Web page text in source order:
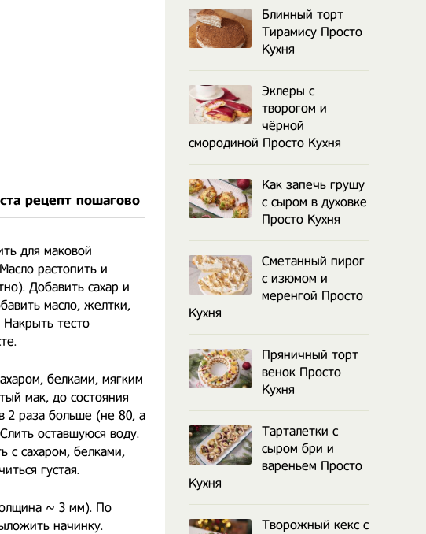
рецепт пошагово
для маковой
растопить и
Добавить сахар и
масло, желтки,
Накрыть тесто
⠀
белками, мягким
мак, до состояния
2 раза больше (не 80, а
оставшуюся воду.
с сахаром, белками,
густая.
~ 3 мм). По
начинку.
Блинный торт
Тирамису Просто
Кухня
Эклеры с
творогом и
чёрной
смородиной Просто Кухня
Как запечь грушу
с сыром в духовке
Просто Кухня
Сметанный пирог
с изюмом и
меренгой Просто
Кухня
Пряничный торт
венок Просто
Кухня
Тарталетки с
сыром бри и
вареньем Просто
Кухня
Творожный кекс с